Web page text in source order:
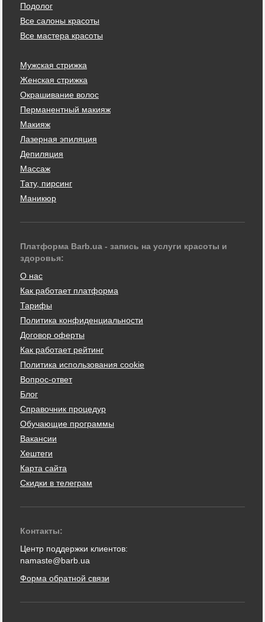
Подолог
Все салоны красоты
Все мастера красоты
Мужская стрижка
Женская стрижка
Окрашивание волос
Перманентный макияж
Макияж
Лазерная эпиляция
Депиляция
Массаж
Тату, пирсинг
Маникюр
Платформа Barb.ua - запись на услуги красоты и
здоровья:
О нас
Как работает платформа
Тарифы
Политика конфиденциальности
Договор оферты
Как работает рейтинг
Политика использования cookie
Вопрос-ответ
Блог
Справочник процедур
Обучающие программы
Вакансии
Хештеги
Карта сайта
Скидки в телеграм
Контакты:
Центр поддержки клиентов:
namaste@barb.ua
Форма обратной связи